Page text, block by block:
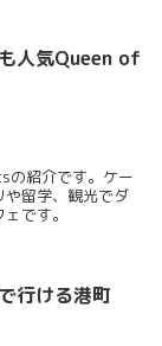
人気Queen of
の紹介です。ケー
や留学、観光でダ
です。
行ける港町